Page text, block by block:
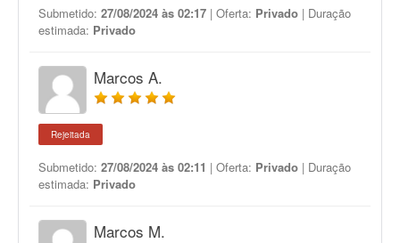
Submetido: 27/08/2024 às 02:17 | Oferta: Privado | Duração
estimada: Privado
Marcos A.
Rejeitada
Submetido: 27/08/2024 às 02:11 | Oferta: Privado | Duração
estimada: Privado
Marcos M.